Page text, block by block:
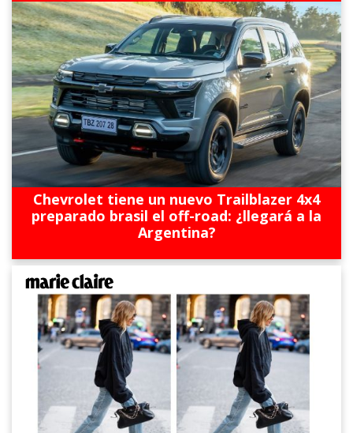
Chevrolet tiene un nuevo Trailblazer 4x4
preparado brasil el off-road: ¿llegará a la
Argentina?